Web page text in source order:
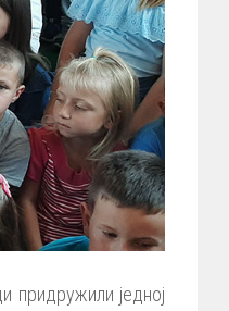
придружили једној